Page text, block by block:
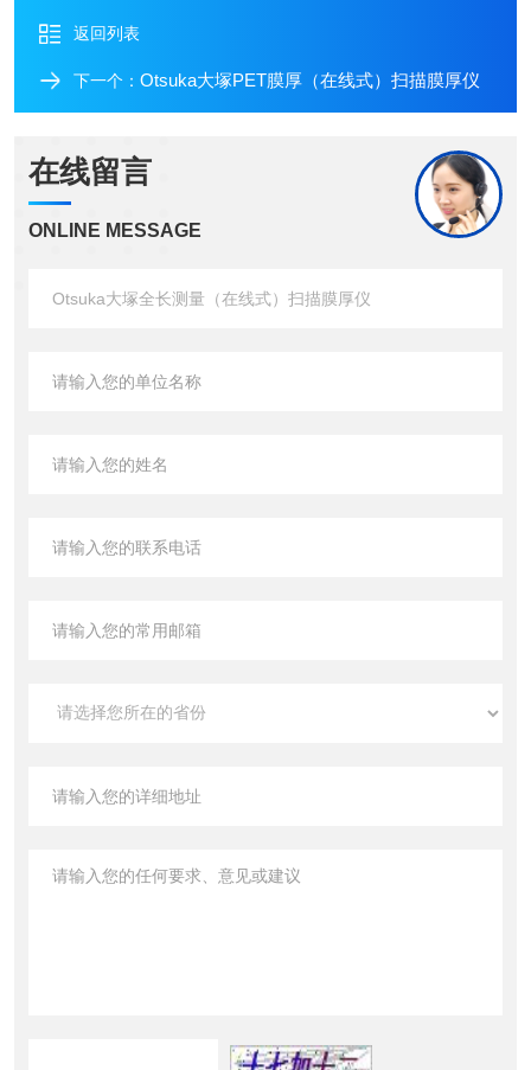
返回列表
下一个： Otsuka大塚PET膜厚（在线式）扫描膜厚仪
在线留言
ONLINE MESSAGE